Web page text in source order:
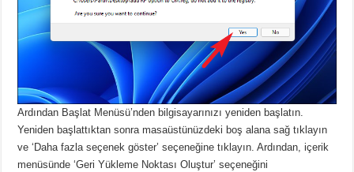
Ardından Başlat Menüsü’nden bilgisayarınızı yeniden başlatın.
Yeniden başlattıktan sonra masaüstünüzdeki boş alana sağ tıklayın
ve ‘Daha fazla seçenek göster’ seçeneğine tıklayın.Ardından, içerik
menüsünde ‘Geri Yükleme Noktası Oluştur’ seçeneğini